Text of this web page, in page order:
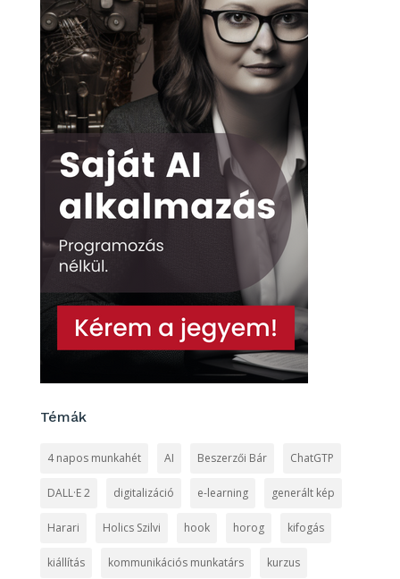
Témák
4 napos munkahét AI Beszerzői Bár ChatGTP
DALL·E 2 digitalizáció e-learning generált kép
Harari Holics Szilvi hook horog kifogás
kiállítás kommunikációs munkatárs kurzus